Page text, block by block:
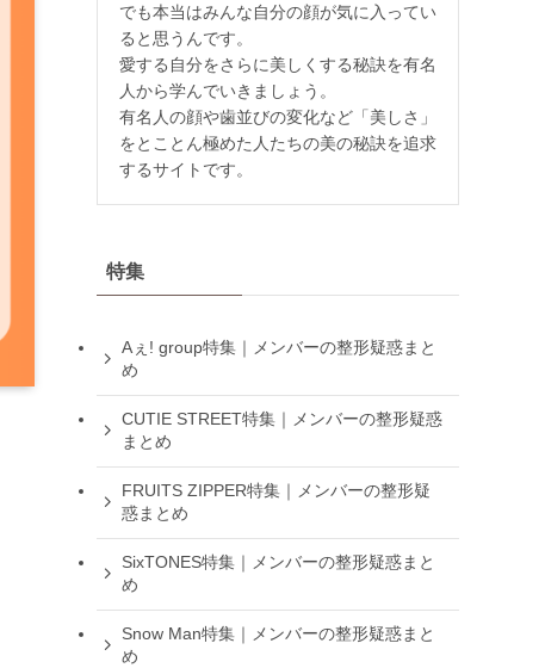
でも本当はみんな自分の顔が気に入ってい
ると思うんです。
愛する自分をさらに美しくする秘訣を有名
人から学んでいきましょう。
有名人の顔や歯並びの変化など「美しさ」
をとことん極めた人たちの美の秘訣を追求
するサイトです。
特集
Aぇ! group特集｜メンバーの整形疑惑まと
め
CUTIE STREET特集｜メンバーの整形疑惑
まとめ
FRUITS ZIPPER特集｜メンバーの整形疑
惑まとめ
SixTONES特集｜メンバーの整形疑惑まと
め
Snow Man特集｜メンバーの整形疑惑まと
め